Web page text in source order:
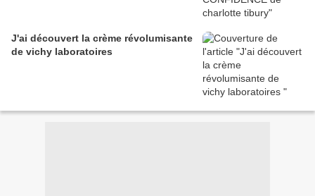
J'ai découvert la crème révolumisante
de vichy laboratoires